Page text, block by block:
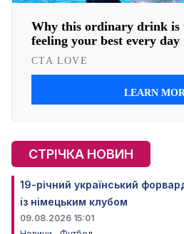
СТРІЧКА НОВИН
19-річний український
із німецьким клубом
09.08.2026 15:01